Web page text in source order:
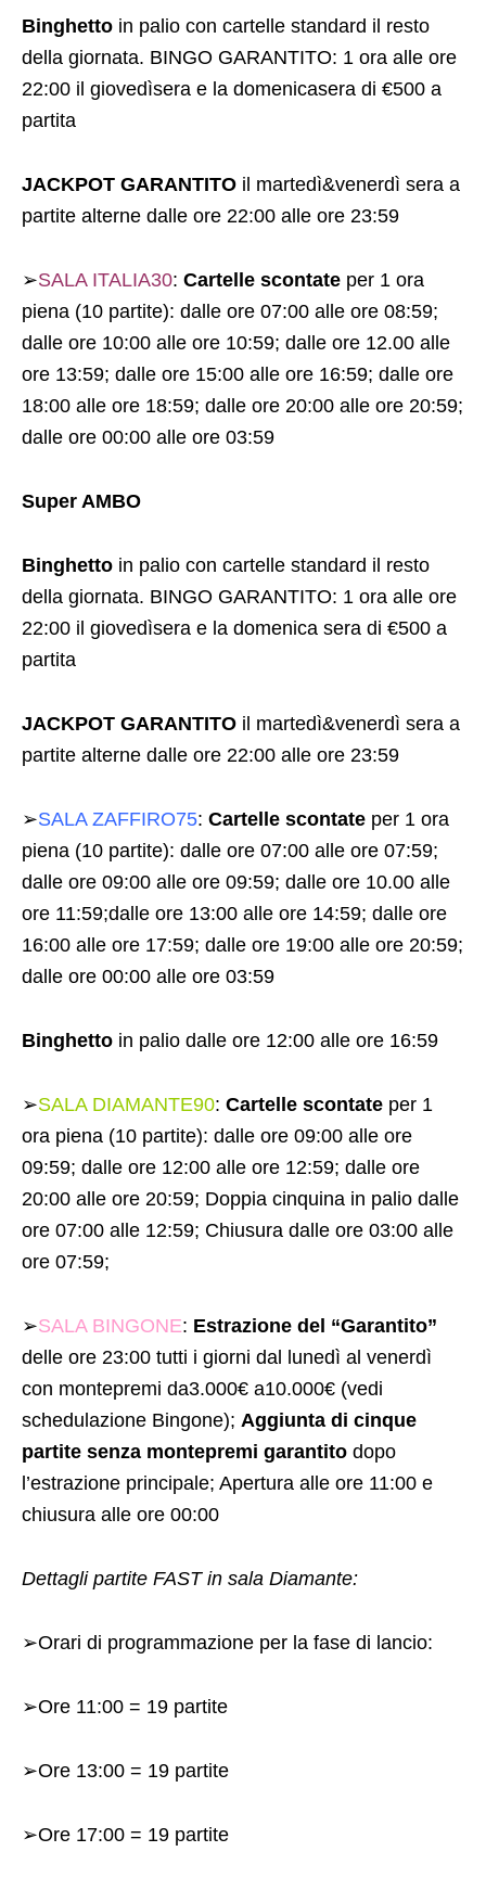
Binghetto in palio con cartelle standard il resto
della giornata. BINGO GARANTITO: 1 ora alle ore
22:00 il giovedìsera e la domenicasera di €500 a
partita
JACKPOT GARANTITO il martedì&venerdì sera a
partite alterne dalle ore 22:00 alle ore 23:59
➢SALA ITALIA30: Cartelle scontate per 1 ora
piena (10 partite): dalle ore 07:00 alle ore 08:59;
dalle ore 10:00 alle ore 10:59; dalle ore 12.00 alle
ore 13:59; dalle ore 15:00 alle ore 16:59; dalle ore
18:00 alle ore 18:59; dalle ore 20:00 alle ore 20:59;
dalle ore 00:00 alle ore 03:59
Super AMBO
Binghetto in palio con cartelle standard il resto
della giornata. BINGO GARANTITO: 1 ora alle ore
22:00 il giovedìsera e la domenica sera di €500 a
partita
JACKPOT GARANTITO il martedì&venerdì sera a
partite alterne dalle ore 22:00 alle ore 23:59
➢SALA ZAFFIRO75: Cartelle scontate per 1 ora
piena (10 partite): dalle ore 07:00 alle ore 07:59;
dalle ore 09:00 alle ore 09:59; dalle ore 10.00 alle
ore 11:59;dalle ore 13:00 alle ore 14:59; dalle ore
16:00 alle ore 17:59; dalle ore 19:00 alle ore 20:59;
dalle ore 00:00 alle ore 03:59
Binghetto in palio dalle ore 12:00 alle ore 16:59
➢SALA DIAMANTE90: Cartelle scontate per 1
ora piena (10 partite): dalle ore 09:00 alle ore
09:59; dalle ore 12:00 alle ore 12:59; dalle ore
20:00 alle ore 20:59; Doppia cinquina in palio dalle
ore 07:00 alle 12:59; Chiusura dalle ore 03:00 alle
ore 07:59;
➢SALA BINGONE: Estrazione del “Garantito”
delle ore 23:00 tutti i giorni dal lunedì al venerdì
con montepremi da3.000€ a10.000€ (vedi
schedulazione Bingone); Aggiunta di cinque
partite senza montepremi garantito dopo
l’estrazione principale; Apertura alle ore 11:00 e
chiusura alle ore 00:00
Dettagli partite FAST in sala Diamante:
➢Orari di programmazione per la fase di lancio:
➢Ore 11:00 = 19 partite
➢Ore 13:00 = 19 partite
➢Ore 17:00 = 19 partite